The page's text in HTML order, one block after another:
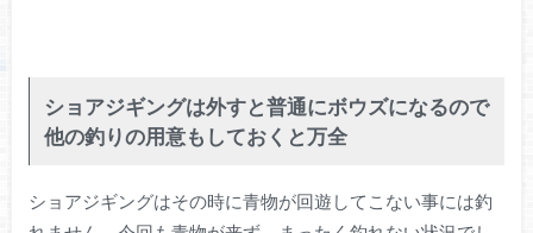
ショアジギングは外すと普通にボウズになるので
他の釣りの用意もしておくと万全
ショアジギングはその時に青物が回遊してこない事には釣